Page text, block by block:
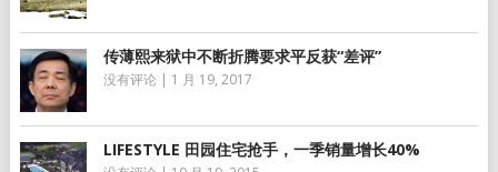
传薄熙来狱中不断折腾要求平反获“差评”
没有评论 | 1 月 19, 2017
LIFESTYLE 田园住宅抢手，一季销量增长40%